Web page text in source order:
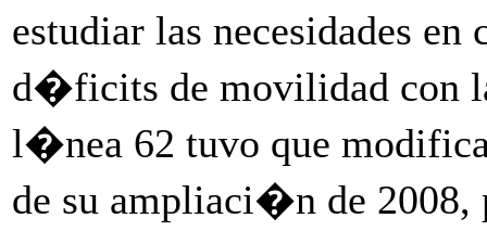
estudiar las necesidades
d�ficits de movilidad con
l�nea 62 tuvo que
de su ampliaci�n de 2008,